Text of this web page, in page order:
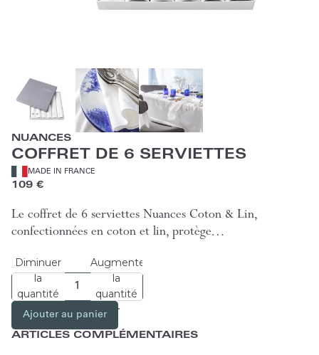
NUANCES
COFFRET DE 6 SERVIETTES
MADE IN FRANCE
109 €
Le coffret de 6 serviettes Nuances Coton & Lin,
confectionnées en coton et lin, protège…
Lire plus
Diminuer
la
quantité
Augmenter
la
quantité
Ajouter au panier
ARTICLES COMPLÉMENTAIRES